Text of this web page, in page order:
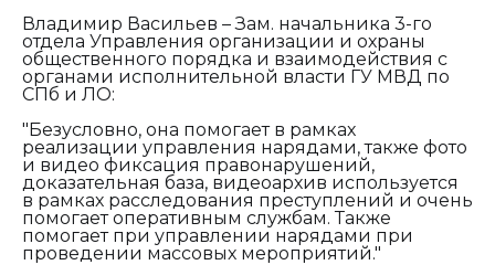
Владимир Васильев – Зам. начальника 3-го
отдела Управления организации и охраны
общественного порядка и взаимодействия с
органами исполнительной власти ГУ МВД по
СПб и ЛО:
"Безусловно, она помогает в рамках
реализации управления нарядами, также фото
и видео фиксация правонарушений,
доказательная база, видеоархив используется
в рамках расследования преступлений и очень
помогает оперативным службам. Также
помогает при управлении нарядами при
проведении массовых мероприятий."